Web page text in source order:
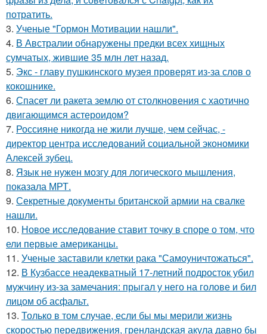
потратить.
3. Ученые "Гормон Мотивации нашли".
4. В Австралии обнаружены предки всех хищных
сумчатых, жившие 35 млн лет назад.
5. Экс - главу пушкинского музея проверят из-за слов о
кокошнике.
6. Спасет ли ракета землю от столкновения с хаотично
двигающимся астероидом?
7. Россияне никогда не жили лучше, чем сейчас, -
директор центра исследований социальной экономики
Алексей зубец.
8. Язык не нужен мозгу для логического мышления,
показала МРТ.
9. Секретные документы британской армии на свалке
нашли.
10. Новое исследование ставит точку в споре о том, что
ели первые американцы.
11. Ученые заставили клетки рака "Самоуничтожаться".
12. В Кузбассе неадекватный 17-летний подросток убил
мужчину из-за замечания: прыгал у него на голове и бил
лицом об асфальт.
13. Только в том случае, если бы мы мерили жизнь
скоростью передвижения, гренландская акула давно бы